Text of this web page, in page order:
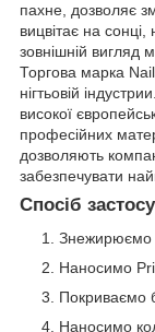
пахне, дозволяє
вицвітає на
зовнішній вигляд
Торгова марка
нігтьовій
високої
професійних
дозволяють
забезпечувати
Спосіб
Знежирюємо
Наносимо
Покриваємо
Наносимо